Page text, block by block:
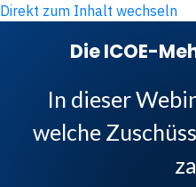
Direkt zum Inhalt wechseln
Die ICOE-
In dieser
welche